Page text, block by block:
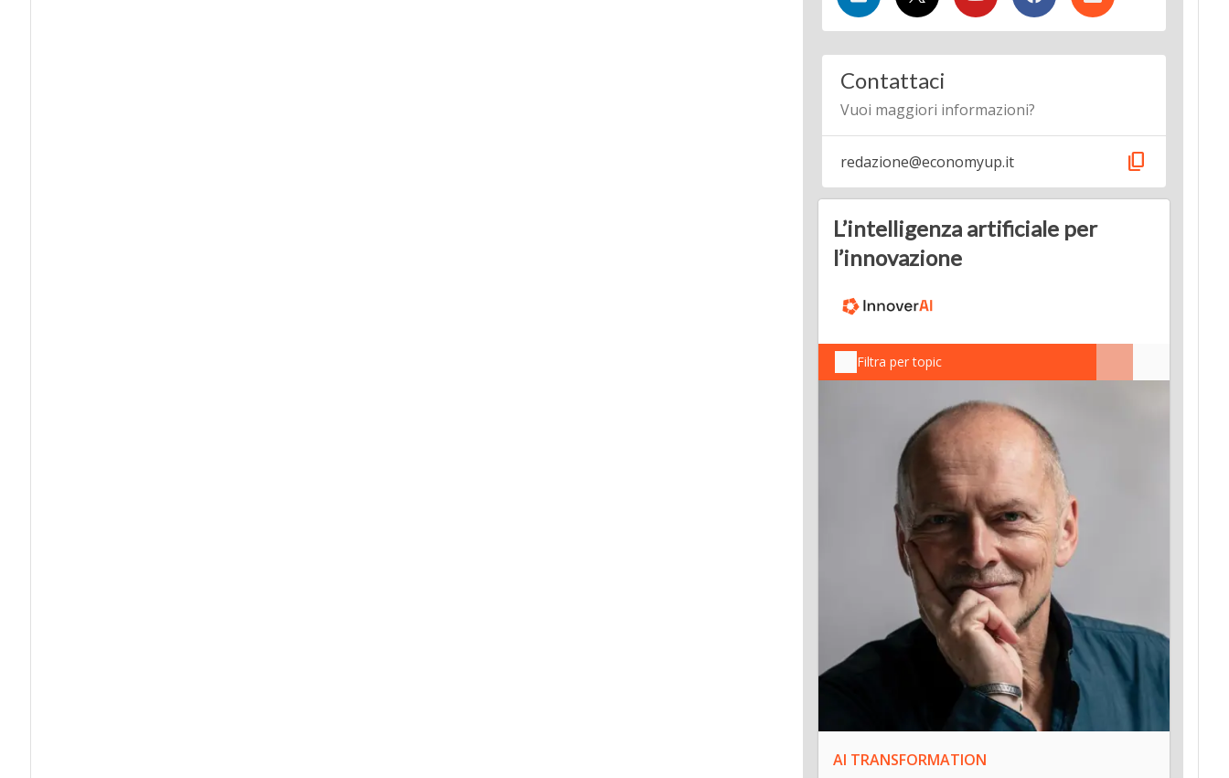
Contattaci
Vuoi maggiori informazioni?
redazione@economyup.it content_copy
L’intelligenza artificiale per
l’innovazione
Filtra per topic
AI TRANSFORMATION